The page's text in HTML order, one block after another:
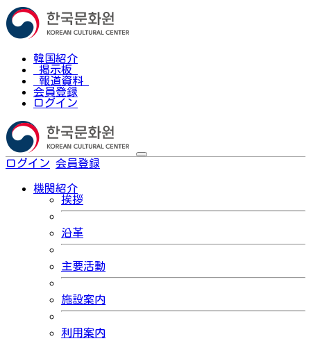
韓国紹介
掲示板
報道資料
会員登録
ログイン
ログイン 会員登録
機関紹介
挨拶
沿革
主要活動
施設案内
利用案内